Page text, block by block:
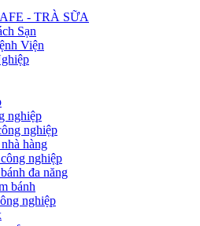
- TRÀ SỮA
Sạn
Viện
nghiệp
nghiệp
hàng
nghiệp
đa năng
bánh
nghiệp